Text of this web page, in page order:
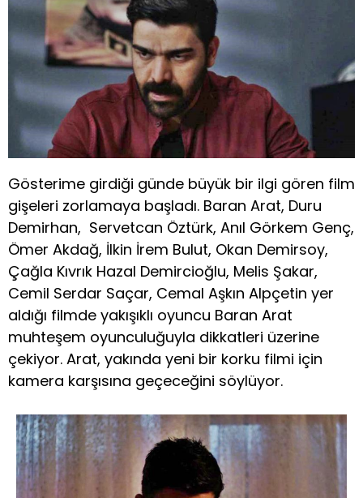
Gösterime girdiği günde büyük bir ilgi gören film
gişeleri zorlamaya başladı. Baran Arat, Duru
Demirhan, Servetcan Öztürk, Anıl Görkem Genç,
Ömer Akdağ, İlkin İrem Bulut, Okan Demirsoy,
Çağla Kıvrık Hazal Demircioğlu, Melis Şakar,
Cemil Serdar Saçar, Cemal Aşkın Alpçetin yer
aldığı filmde yakışıklı oyuncu Baran Arat
muhteşem oyunculuğuyla dikkatleri üzerine
çekiyor. Arat, yakında yeni bir korku filmi için
kamera karşısına geçeceğini söylüyor.